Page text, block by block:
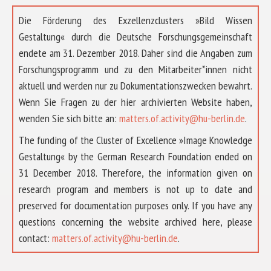
Die Förderung des Exzellenzclusters »Bild Wissen
Gestaltung« durch die Deutsche Forschungsgemeinschaft
endete am 31. Dezember 2018. Daher sind die Angaben zum
Forschungsprogramm und zu den Mitarbeiter*innen nicht
aktuell und werden nur zu Dokumentationszwecken bewahrt.
Wenn Sie Fragen zu der hier archivierten Website haben,
wenden Sie sich bitte an: matters.of.activity@hu-berlin.de.
The funding of the Cluster of Excellence »Image Knowledge
Gestaltung« by the German Research Foundation ended on
31 December 2018. Therefore, the information given on
research program and members is not up to date and
preserved for documentation purposes only. If you have any
questions concerning the website archived here, please
contact: matters.of.activity@hu-berlin.de.